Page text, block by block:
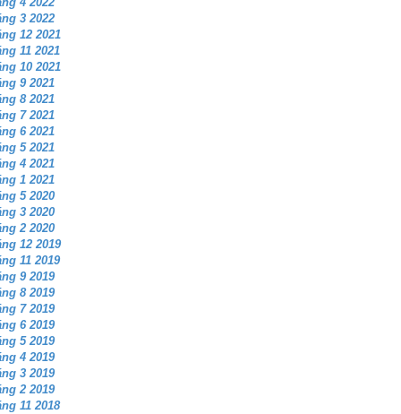
3 2022
12 2021
11 2021
10 2021
9 2021
8 2021
7 2021
6 2021
5 2021
4 2021
1 2021
5 2020
3 2020
2 2020
12 2019
11 2019
9 2019
8 2019
7 2019
6 2019
5 2019
4 2019
3 2019
2 2019
11 2018